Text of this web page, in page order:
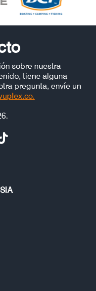
sobre nuestra
tiene alguna
pregunta, envíe un